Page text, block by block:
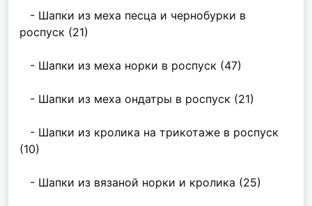
- Шапки из меха песца и чернобурки в
роспуск (21)
- Шапки из меха норки в роспуск (47)
- Шапки из меха ондатры в роспуск (21)
- Шапки из кролика на трикотаже в роспуск
(10)
- Шапки из вязаной норки и кролика (25)